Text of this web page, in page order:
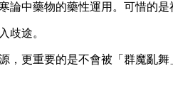
中藥物的藥性運用。可惜的是
歧途。
更重要的是不會被「群魔亂